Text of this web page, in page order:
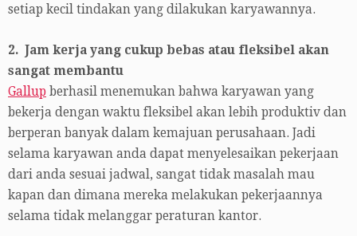
setiap kecil tindakan yang dilakukan karyawannya.
2. Jam kerja yang cukup bebas atau fleksibel akan
sangat membantu
Gallup berhasil menemukan bahwa karyawan yang
bekerja dengan waktu fleksibel akan lebih produktiv dan
berperan banyak dalam kemajuan perusahaan. Jadi
selama karyawan anda dapat menyelesaikan pekerjaan
dari anda sesuai jadwal, sangat tidak masalah mau
kapan dan dimana mereka melakukan pekerjaannya
selama tidak melanggar peraturan kantor.